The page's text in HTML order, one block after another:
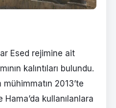
Esed rejimine ait
kalıntıları bulundu.
2013’te
Hama’da kullanılanlara